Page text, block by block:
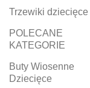
Trzewiki dziecięce
POLECANE
KATEGORIE
Buty Wiosenne
Dziecięce